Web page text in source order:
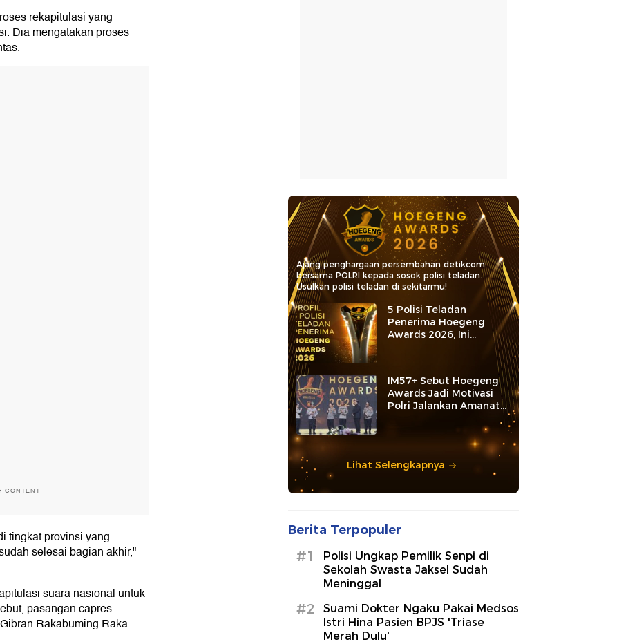
rekapitulasi yang
Dia mengatakan proses
CONTENT
tingkat provinsi yang
selesai bagian akhir,"
suara nasional untuk
pasangan capres-
Rakabuming Raka
Ajang penghargaan persembahan detikcom
bersama POLRI kepada sosok polisi teladan.
Usulkan polisi teladan di sekitarmu!
5 Polisi Teladan
Penerima Hoegeng
Awards 2026, Ini
Kategori dan Kiprahnya
IM57+ Sebut Hoegeng
Awards Jadi Motivasi
Polri Jalankan Amanat
Lihat Selengkapnya
Berita Terpopuler
#1
Polisi Ungkap Pemilik Senpi di
Sekolah Swasta Jaksel Sudah
Meninggal
#2
Suami Dokter Ngaku Pakai Medsos
Istri Hina Pasien BPJS 'Triase
Merah Dulu'